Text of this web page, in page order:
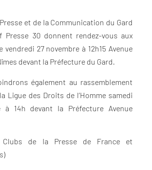
et de la Communication du Gard
Presse 30 donnent rendez-vous aux
27 novembre à 12h15 Avenue
devant la Préfecture du Gard.
également au rassemblement
Ligue des Droits de l’Homme samedi
à 14h devant la Préfecture Avenue
Clubs de la Presse de France et